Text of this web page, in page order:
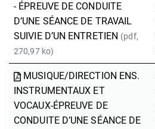
- ÉPREUVE DE CONDUITE
D’UNE SÉANCE DE TRAVAIL
SUIVIE D’UN ENTRETIEN (pdf,
270,97 ko)
MUSIQUE/DIRECTION ENS.
INSTRUMENTAUX ET
VOCAUX-ÉPREUVE DE
CONDUITE D’UNE SÉANCE DE